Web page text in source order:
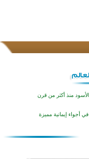
الكريم في أزناكاييف
الشخصية للشباب المسلمين
متسابق
منذ أكثر من قرن
أجواء إيمانية مميزة
سنوات من العمل والعطاء